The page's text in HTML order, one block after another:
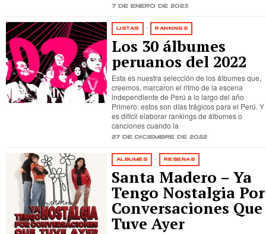
7 de enero de 2023
LISTAS · RANKINGS
Los 30 álbumes
peruanos del 2022
Esta es nuestra selección de los álbumes que,
creemos, marcaron el ritmo de la escena
independiente de Perú a lo largo del año
Primero: estos son días trágicos para el Perú. Y
es difícil elaborar rankings de álbumes o
canciones cuando la
27 de diciembre de 2022
ÁLBUMES · RESEÑAS
Santa Madero – Ya
Tengo Nostalgia Por
Conversaciones Que
Tuve Ayer